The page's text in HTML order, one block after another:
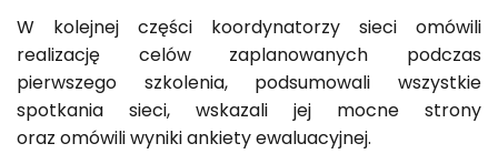
W kolejnej części koordynatorzy sieci omówili
realizację celów zaplanowanych podczas
pierwszego szkolenia, podsumowali wszystkie
spotkania sieci, wskazali jej mocne strony
oraz omówili wyniki ankiety ewaluacyjnej.